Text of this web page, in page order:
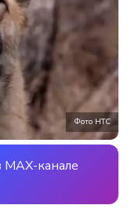
Фото НТС
канале